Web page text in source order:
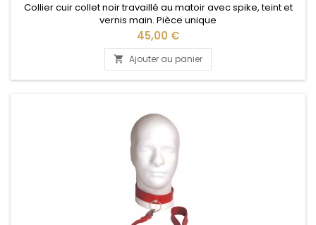
Collier cuir collet noir travaillé au matoir avec spike, teint et
vernis main. Pièce unique
Prix
45,00 €
 Ajouter au panier